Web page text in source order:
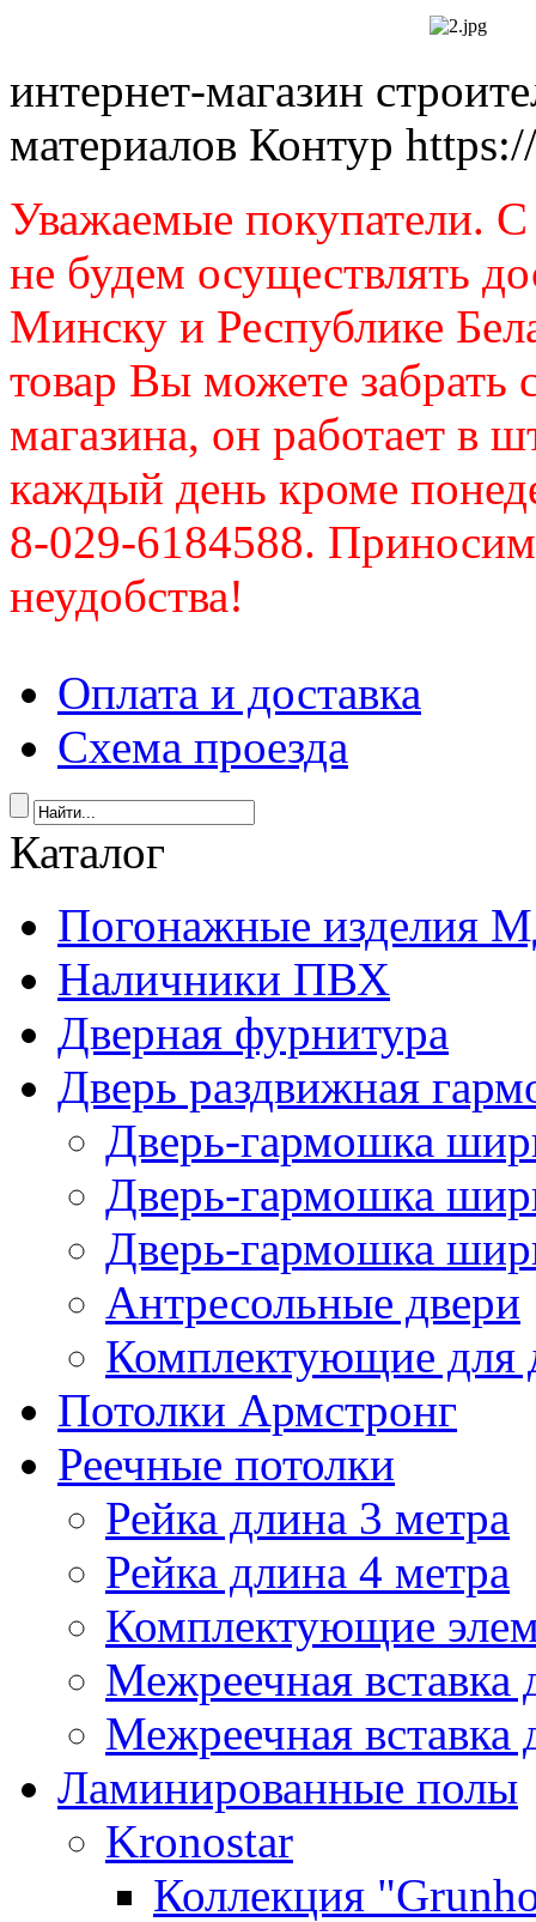
интернет-магазин
материалов Контур
Уважаемые покупатели.
не будем осуществлять
Минску и Республике
товар Вы можете забрать
магазина, он работает в
каждый день кроме
8-029-6184588. Приносим
неудобства!
Оплата и доставка
Схема проезда
Каталог
Погонажные изделия
Наличники ПВХ
Дверная фурнитура
Дверь раздвижная
Дверь-гармошка
Дверь-гармошка
Дверь-гармошка
Антресольные двери
Комплектующие для
Потолки Армстронг
Реечные потолки
Рейка длина 3 метра
Рейка длина 4 метра
Комплектующие
Межреечная вставка
Межреечная вставка
Ламинированные полы
Kronostar
Коллекция